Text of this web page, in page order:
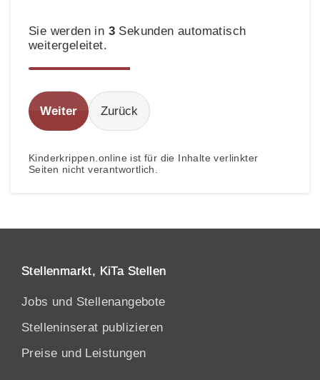
Sie werden in 3 Sekunden automatisch
weitergeleitet.
Weiter Zurück
Kinderkrippen.online ist für die Inhalte verlinkter
Seiten nicht verantwortlich.
Stellenmarkt, KiTa Stellen
Jobs und Stellenangebote
Stelleninserat publizieren
Preise und Leistungen